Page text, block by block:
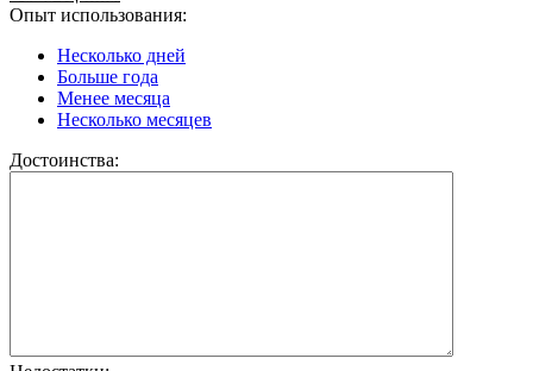
Опыт использования:
Несколько дней
Больше года
Менее месяца
Несколько месяцев
Достоинства: